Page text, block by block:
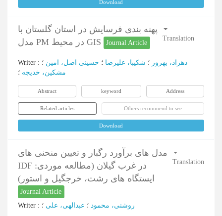
Download
پهنه بندی فرسایش در استان گلستان با
مدل PM در محیط GIS
Journal Article
Translation
Writer : دهزاد، بهروز ؛ شکیبا، علیرضا ؛ حسینی اصل، امین ؛
مشکین، خدیجه ؛
Abstract keyword Address
Related articles Others recommend to see
Download
مدل های برآورد رگبار و تعیین منحنی های
IDF در غرب گیلان (مطالعه موردی:
ایستگاه های رشت، خرجگیل و استور)
Journal Article
Translation
Writer : روشنی، محمود ؛ عبدالهی، علی ؛